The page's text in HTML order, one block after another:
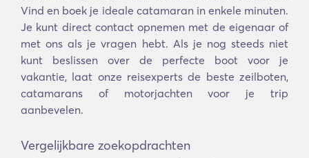
Vind en boek je ideale catamaran in enkele minuten.
Je kunt direct contact opnemen met de eigenaar of
met ons als je vragen hebt. Als je nog steeds niet
kunt beslissen over de perfecte boot voor je
vakantie, laat onze reisexperts de beste zeilboten,
catamarans of motorjachten voor je trip
aanbevelen.
Vergelijkbare zoekopdrachten